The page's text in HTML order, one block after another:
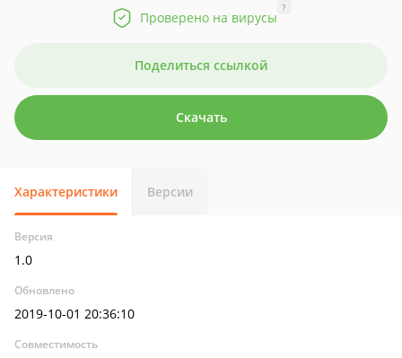
Проверено на вирусы
?
Поделиться ссылкой
Скачать
Характеристики Версии
Версия
1.0
Обновлено
2019-10-01 20:36:10
Совместимость